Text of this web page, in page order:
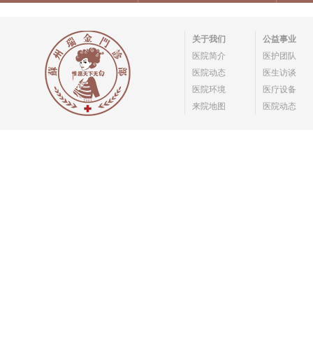
关于我们
医院简介
医院动态
医院环境
来院地图
公益事业
医护团队
医生访谈
医疗设备
医院动态